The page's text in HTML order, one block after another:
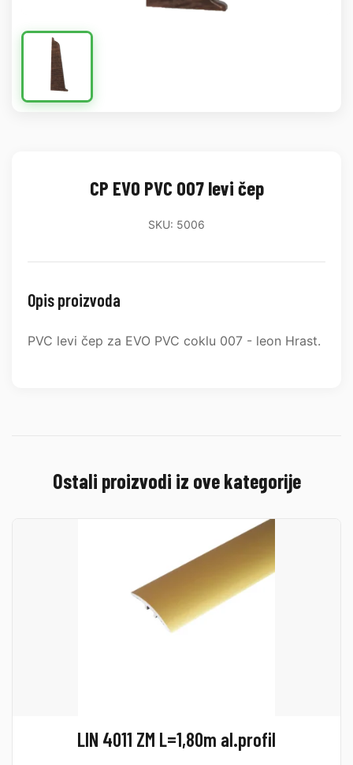
CP EVO PVC 007 levi čep
SKU: 5006
Opis proizvoda
PVC levi čep za EVO PVC coklu 007 - leon Hrast.
Ostali proizvodi iz ove kategorije
LIN 4011 ZM L=1,80m al.profil